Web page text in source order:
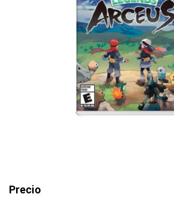
Precio